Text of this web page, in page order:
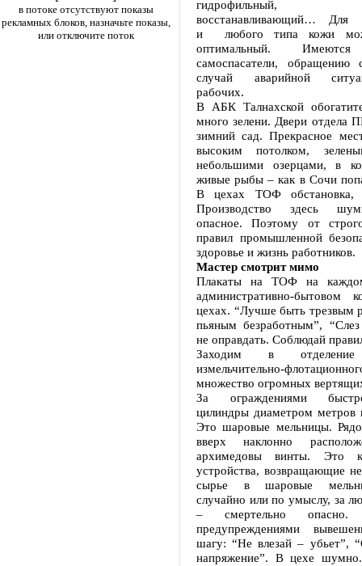
в потоке отсутствуют показы
рекламных блоков, назначьте показы,
или отключите поток
гидрофильный,
восстанавливающий… Для
и любого типа кожи
оптимальный.
самоспасатели,
случай аварийной
рабочих.
В АБК Талнахской
много зелени. Двери отдела
зимний сад. Прекрасное
высоким потолком,
небольшими озерцами, в
живые рыбы – как в Сочи
В цехах ТОФ обстановка,
Производство здесь
опасное. Поэтому от
правил промышленной
здоровье и жизнь работников.
Мастер смотрит мимо
Плакаты на ТОФ на
административно-бытовом
цехах. “Лучше быть трезвым
пьяным безработным”,
не оправдать. Соблюдай
Заходим в отделение
измельчительно-
множество огромных
За ограждениями
цилиндры диаметром метров
Это шаровые мельницы.
вверх наклонно
архимедовы винты. Это
устройства, возвращающие
сырье в шаровые
случайно или по умыслу, за
– смертельно
предупреждениями
шагу: “Не влезай – убьет”,
напряжение”. В цехе